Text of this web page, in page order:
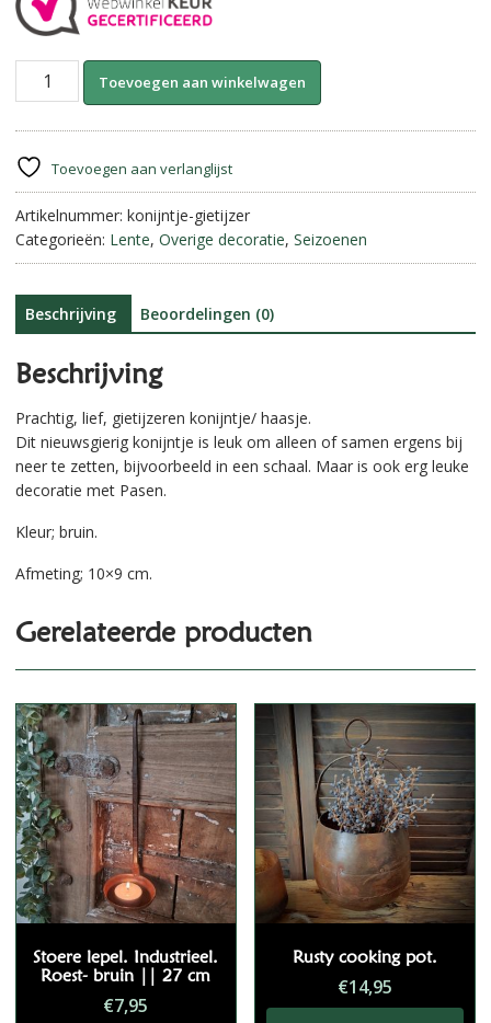
Konijntje
Toevoegen aan winkelwagen
n
t
i
:
Toevoegen aan verlanglijst
Artikelnummer: konijntje-gietijzer
Categorieën: Lente, Overige decoratie, Seizoenen
Beschrijving Beoordelingen (0)
Beschrijving
Prachtig, lief, gietijzeren konijntje/ haasje.
Dit nieuwsgierig konijntje is leuk om alleen of samen ergens bij
neer te zetten, bijvoorbeeld in een schaal. Maar is ook erg leuke
decoratie met Pasen.
Kleur; bruin.
Afmeting; 10×9 cm.
Gerelateerde producten
Stoere lepel. Industrieel.
Roest- bruin || 27 cm
€7,95
Rusty cooking pot.
€14,95